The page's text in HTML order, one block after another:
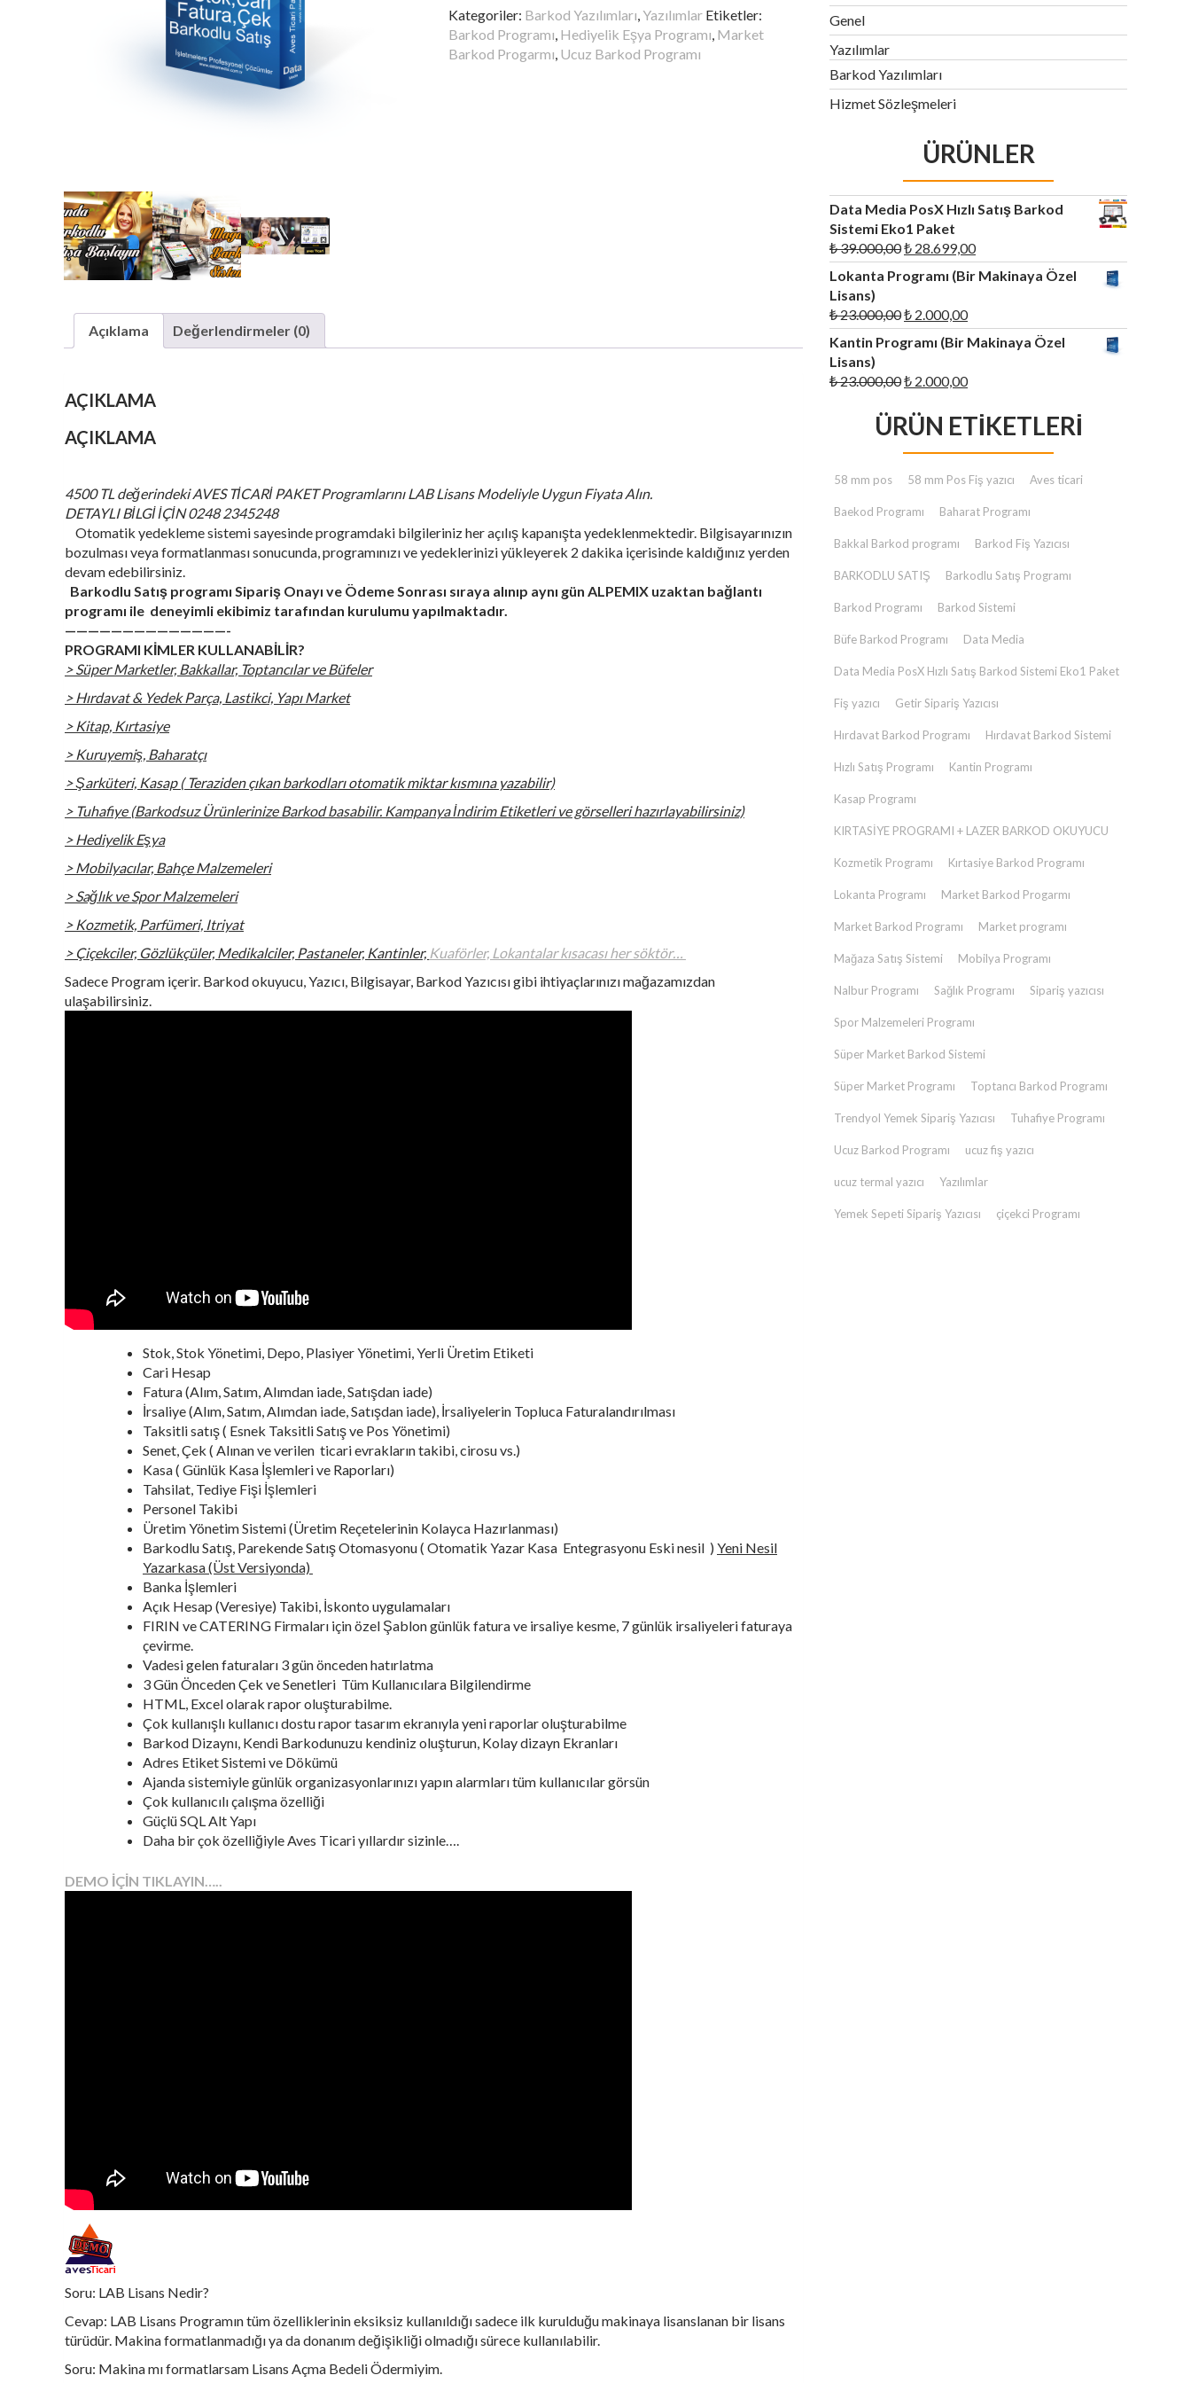
(Bir
Makinaya
Özel
Kategoriler: Barkod Yazılımları, Yazılımlar Etiketler:
Barkod Programı, Hediyelik Eşya Programı, Market
Barkod Progarmı, Ucuz Barkod Programı
Açıklama Değerlendirmeler (0)
AÇIKLAMA
AÇIKLAMA
4500 TL değerindeki AVES TİCARİ PAKET Programlarını LAB Lisans Modeliyle Uygun Fiyata Alın.
DETAYLI BİLGİ İÇİN 0248 2345248
Otomatik yedekleme sistemi sayesinde programdaki bilgileriniz her açılış kapanışta yedeklenmektedir. Bilgisayarınızın
bozulması veya formatlanması sonucunda, programınızı ve yedeklerinizi yükleyerek 2 dakika içerisinde kaldığınız yerden
devam edebilirsiniz.
Barkodlu Satış programı Sipariş Onayı ve Ödeme Sonrası sıraya alınıp aynı gün ALPEMIX uzaktan bağlantı
programı ile deneyimli ekibimiz tarafından kurulumu yapılmaktadır.
——————————————-
PROGRAMI KİMLER KULLANABİLİR?
> Süper Marketler, Bakkallar, Toptancılar ve Büfeler
> Hırdavat & Yedek Parça, Lastikci, Yapı Market
> Kitap, Kırtasiye
> Kuruyemiş, Baharatçı
> Şarküteri, Kasap ( Teraziden çıkan barkodları otomatik miktar kısmına yazabilir)
> Tuhafiye (Barkodsuz Ürünlerinize Barkod basabilir. Kampanya İndirim Etiketleri ve görselleri hazırlayabilirsiniz)
> Hediyelik Eşya
> Mobilyacılar, Bahçe Malzemeleri
> Sağlık ve Spor Malzemeleri
> Kozmetik, Parfümeri, Itriyat
> Çiçekciler, Gözlükçüler, Medikalciler, Pastaneler, Kantinler, Kuaförler, Lokantalar kısacası her söktör…
Sadece Program içerir. Barkod okuyucu, Yazıcı, Bilgisayar, Barkod Yazıcısı gibi ihtiyaçlarınızı mağazamızdan
ulaşabilirsiniz.
Stok, Stok Yönetimi, Depo, Plasiyer Yönetimi, Yerli Üretim Etiketi
Cari Hesap
Fatura (Alım, Satım, Alımdan iade, Satışdan iade)
İrsaliye (Alım, Satım, Alımdan iade, Satışdan iade), İrsaliyelerin Topluca Faturalandırılması
Taksitli satış ( Esnek Taksitli Satış ve Pos Yönetimi)
Senet, Çek ( Alınan ve verilen ticari evrakların takibi, cirosu vs.)
Kasa ( Günlük Kasa İşlemleri ve Raporları)
Tahsilat, Tediye Fişi İşlemleri
Personel Takibi
Üretim Yönetim Sistemi (Üretim Reçetelerinin Kolayca Hazırlanması)
Barkodlu Satış, Parekende Satış Otomasyonu ( Otomatik Yazar Kasa Entegrasyonu Eski nesil ) Yeni Nesil
Yazarkasa (Üst Versiyonda)
Banka İşlemleri
Açık Hesap (Veresiye) Takibi, İskonto uygulamaları
FIRIN ve CATERING Firmaları için özel Şablon günlük fatura ve irsaliye kesme, 7 günlük irsaliyeleri faturaya
çevirme.
Vadesi gelen faturaları 3 gün önceden hatırlatma
3 Gün Önceden Çek ve Senetleri Tüm Kullanıcılara Bilgilendirme
HTML, Excel olarak rapor oluşturabilme.
Çok kullanışlı kullanıcı dostu rapor tasarım ekranıyla yeni raporlar oluşturabilme
Barkod Dizaynı, Kendi Barkodunuzu kendiniz oluşturun, Kolay dizayn Ekranları
Adres Etiket Sistemi ve Dökümü
Ajanda sistemiyle günlük organizasyonlarınızı yapın alarmları tüm kullanıcılar görsün
Çok kullanıcılı çalışma özelliği
Güçlü SQL Alt Yapı
Daha bir çok özelliğiyle Aves Ticari yıllardır sizinle….
DEMO İÇİN TIKLAYIN…..
Soru: LAB Lisans Nedir?
Cevap: LAB Lisans Programın tüm özelliklerinin eksiksiz kullanıldığı sadece ilk kurulduğu makinaya lisanslanan bir lisans
türüdür. Makina formatlanmadığı ya da donanım değişikliği olmadığı sürece kullanılabilir.
Soru: Makina mı formatlarsam Lisans Açma Bedeli Ödermiyim.
Genel
Yazılımlar
Barkod Yazılımları
Hizmet Sözleşmeleri
ÜRÜNLER
Data Media PosX Hızlı Satış Barkod
Sistemi Eko1 Paket
₺39.000,00Orijinal
fiyat:
₺ 39.000,00.
₺ 28.699,00Şu
andaki
fiyat:
Lokanta Programı (Bir Makinaya Özel
Lisans)
₺23.000,00Orijinal
fiyat:
₺ 23.000,00.
₺ 2.000,00Şu
andaki
fiyat:
Kantin Programı (Bir Makinaya Özel
Lisans)
₺23.000,00Orijinal
₺ 23.000,00.
₺ 2.000,00Şu
fiyat:
₺ 2.000,00.
ÜRÜN ETIKETLERI
58 mm pos 58 mm Pos Fiş yazıcı Aves ticari
Baekod Programı Baharat Programı
Bakkal Barkod programı Barkod Fiş Yazıcısı
BARKODLU SATIŞ Barkodlu Satış Programı
Barkod Programı Barkod Sistemi
Büfe Barkod Programı Data Media
Data Media PosX Hızlı Satış Barkod Sistemi Eko1 Paket
Fiş yazıcı Getir Sipariş Yazıcısı
Hırdavat Barkod Programı Hırdavat Barkod Sistemi
Hızlı Satış Programı Kantin Programı
Kasap Programı
KIRTASİYE PROGRAMI + LAZER BARKOD OKUYUCU
Kozmetik Programı Kırtasiye Barkod Programı
Lokanta Programı Market Barkod Progarmı
Market Barkod Programı Market programı
Mağaza Satış Sistemi Mobilya Programı
Nalbur Programı Sağlık Programı Sipariş yazıcısı
Spor Malzemeleri Programı
Süper Market Barkod Sistemi
Süper Market Programı Toptancı Barkod Programı
Trendyol Yemek Sipariş Yazıcısı Tuhafiye Programı
Ucuz Barkod Programı ucuz fiş yazıcı
ucuz termal yazıcı Yazılımlar
Yemek Sepeti Sipariş Yazıcısı çiçekci Programı